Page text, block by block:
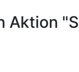
Aktion